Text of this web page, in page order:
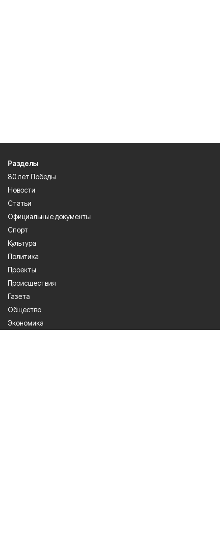
Разделы
80 лет Победы
Новости
Статьи
Официальные документы
Спорт
Культура
Политика
Проекты
Происшествия
Газета
Общество
Экономика